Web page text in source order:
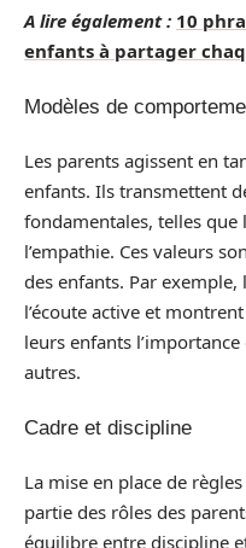
A lire également : 10
enfants à partager
Modèles de
Les parents agissent en
enfants. Ils transmettent
fondamentales, telles que
l’empathie. Ces valeurs
des enfants. Par
l’écoute active et
leurs enfants
autres.
Cadre et discipline
La mise en place de
partie des rôles des
équilibre entre discipline